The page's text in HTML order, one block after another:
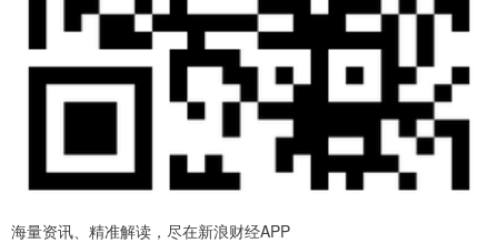
海量资讯、精准解读，尽在新浪财经APP